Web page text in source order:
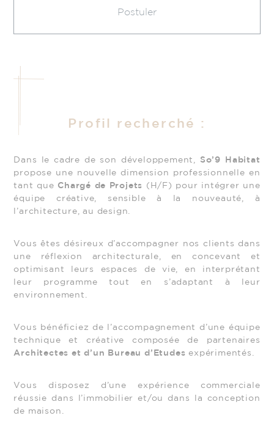
Postuler
Profil recherché :
Dans le cadre de son développement, So’9 Habitat
propose une nouvelle dimension professionnelle en
tant que Chargé de Projets (H/F) pour intégrer une
équipe créative, sensible à la nouveauté, à
l’architecture, au design.
Vous êtes désireux d’accompagner nos clients dans
une réflexion architecturale, en concevant et
optimisant leurs espaces de vie, en interprétant
leur programme tout en s’adaptant à leur
environnement.
Vous bénéficiez de l’accompagnement d’une équipe
technique et créative composée de partenaires
Architectes et d’un Bureau d’Etudes expérimentés.
Vous disposez d’une expérience commerciale
réussie dans l’immobilier et/ou dans la conception
de maison.